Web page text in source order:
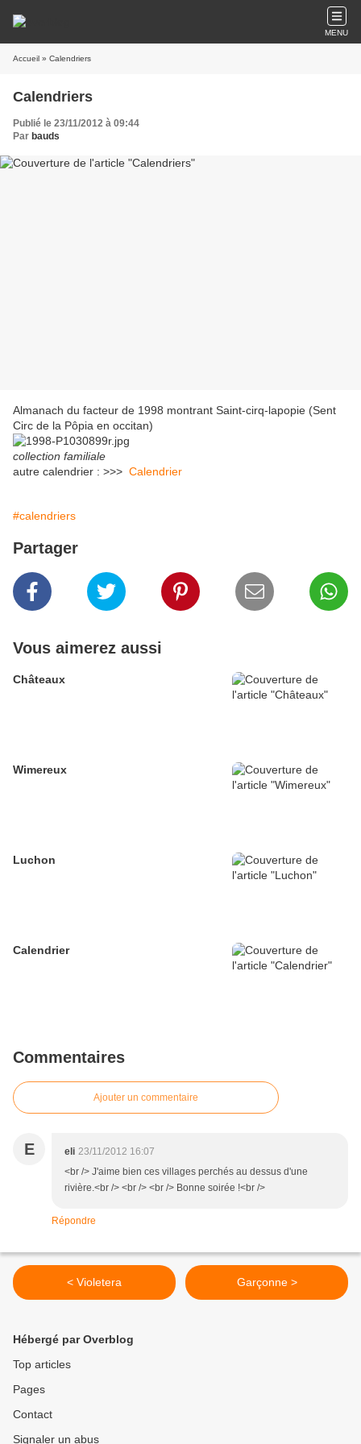
MENU
Accueil » Calendriers
Calendriers
Publié le 23/11/2012 à 09:44
Par bauds
Almanach du facteur de 1998 montrant Saint-cirq-lapopie (Sent
Circ de la Pôpia en occitan)
collection familiale
autre calendrier : >>> Calendrier
#calendriers
Partager
Vous aimerez aussi
Châteaux
Wimereux
Luchon
Calendrier
Commentaires
Ajouter un commentaire
E eli 23/11/2012 16:07
<br /> J'aime bien ces villages perchés au dessus d'une
rivière.<br /> <br /> <br /> Bonne soirée !<br />
Répondre
< Violetera Garçonne >
Hébergé par Overblog
Top articles
Pages
Contact
Signaler un abus